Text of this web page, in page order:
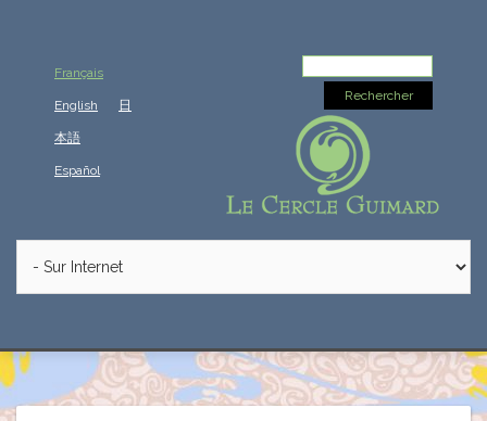
Français
English 日
本語
Español